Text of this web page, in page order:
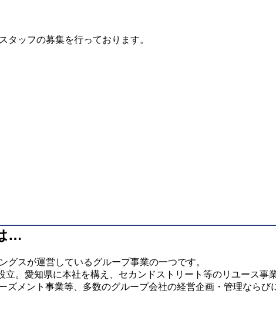
ッフの募集を行っております。
…
スが運営しているグループ事業の一つです。
。愛知県に本社を構え、セカンドストリート等のリユース事
メント事業等、多数のグループ会社の経営企画・管理ならび